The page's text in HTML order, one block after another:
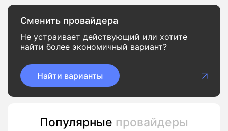
Сменить провайдера
Не устраивает действующий или хотите
найти более экономичный вариант?
Найти варианты
Популярные провайдеры